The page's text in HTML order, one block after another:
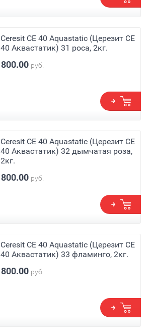
Ceresit СЕ 40 Aquastatic (Церезит СЕ
40 Аквастатик) 31 роса, 2кг.
800.00 руб.
Ceresit СЕ 40 Aquastatic (Церезит СЕ
40 Аквастатик) 32 дымчатая роза,
2кг.
800.00 руб.
Ceresit СЕ 40 Aquastatic (Церезит СЕ
40 Аквастатик) 33 фламинго, 2кг.
800.00 руб.